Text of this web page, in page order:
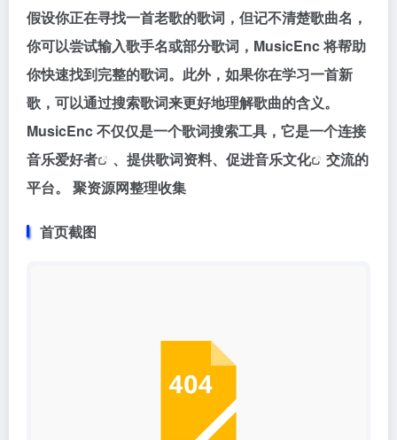
假设你正在寻找一首老歌的歌词，但记不清楚歌曲名，
你可以尝试输入歌手名或部分歌词，MusicEnc 将帮助
你快速找到完整的歌词。此外，如果你在学习一首新
歌，可以通过搜索歌词来更好地理解歌曲的含义。
MusicEnc 不仅仅是一个歌词搜索工具，它是一个连接
音乐爱好者
、提供歌词资料、促进音乐文化
交流的
平台。 聚资源网整理收集
首页截图